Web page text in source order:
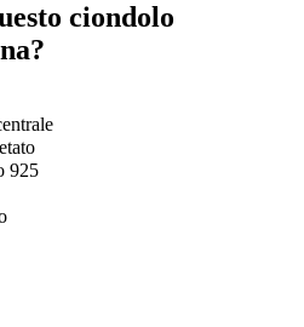
ciondolo
925